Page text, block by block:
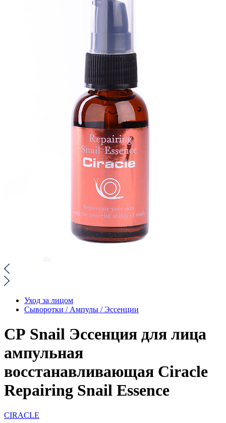
Уход за лицом
Сыворотки / Ампулы / Эссенции
СР Snail Эссенция для лица
ампульная
восстанавливающая Ciracle
Repairing Snail Essence
CIRACLE